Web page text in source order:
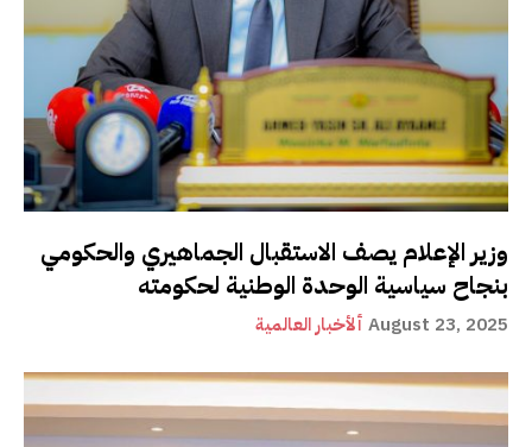
وزير الإعلام يصف الاستقبال الجماهيري والحكومي
بنجاح سياسية الوحدة الوطنية لحكومته
ألأخبار العالمية August 23, 2025